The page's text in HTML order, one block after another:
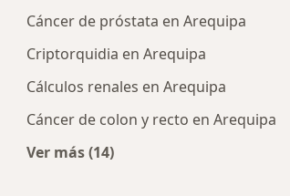
Cáncer de próstata en Arequipa
Criptorquidia en Arequipa
Cálculos renales en Arequipa
Cáncer de colon y recto en Arequipa
Ver más (14)